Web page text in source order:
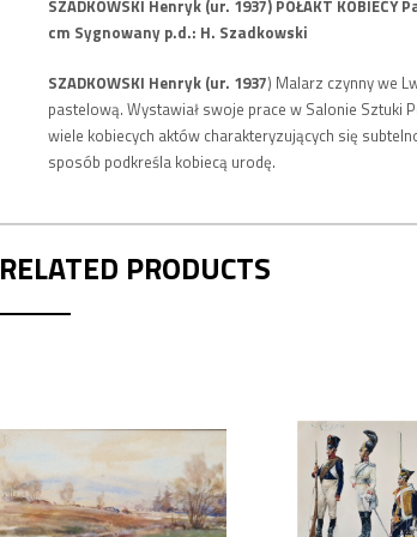
SZADKOWSKI Henryk (ur. 1937) PÓŁAKT
cm Sygnowany p.d.: H. Szadkowski
SZADKOWSKI Henryk (ur. 1937) Malarz czynny we
pastelową. Wystawiał swoje prace w Salonie Sztuki
wiele kobiecych aktów charakteryzujących się
sposób podkreśla kobiecą urodę.
RELATED PRODUCTS